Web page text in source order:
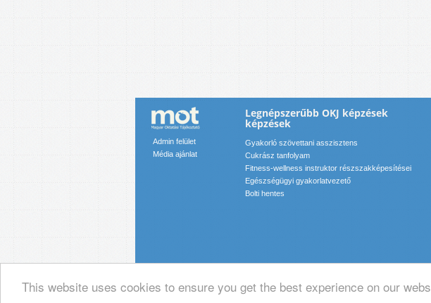
This website uses cookies to ensure you get the best experience on our
Admin felület
Média ajánlat
Legnépszerűbb OKJ képzések
képzések
Gyakorló szövettani asszisztens
Cukrász tanfolyam
Fitness-wellness instruktor részszakképesítései
Egészségügyi gyakorlatvezető
Bolti hentes
© 2019 Magyar Oktatási Tájékoztató Kapcsolat: